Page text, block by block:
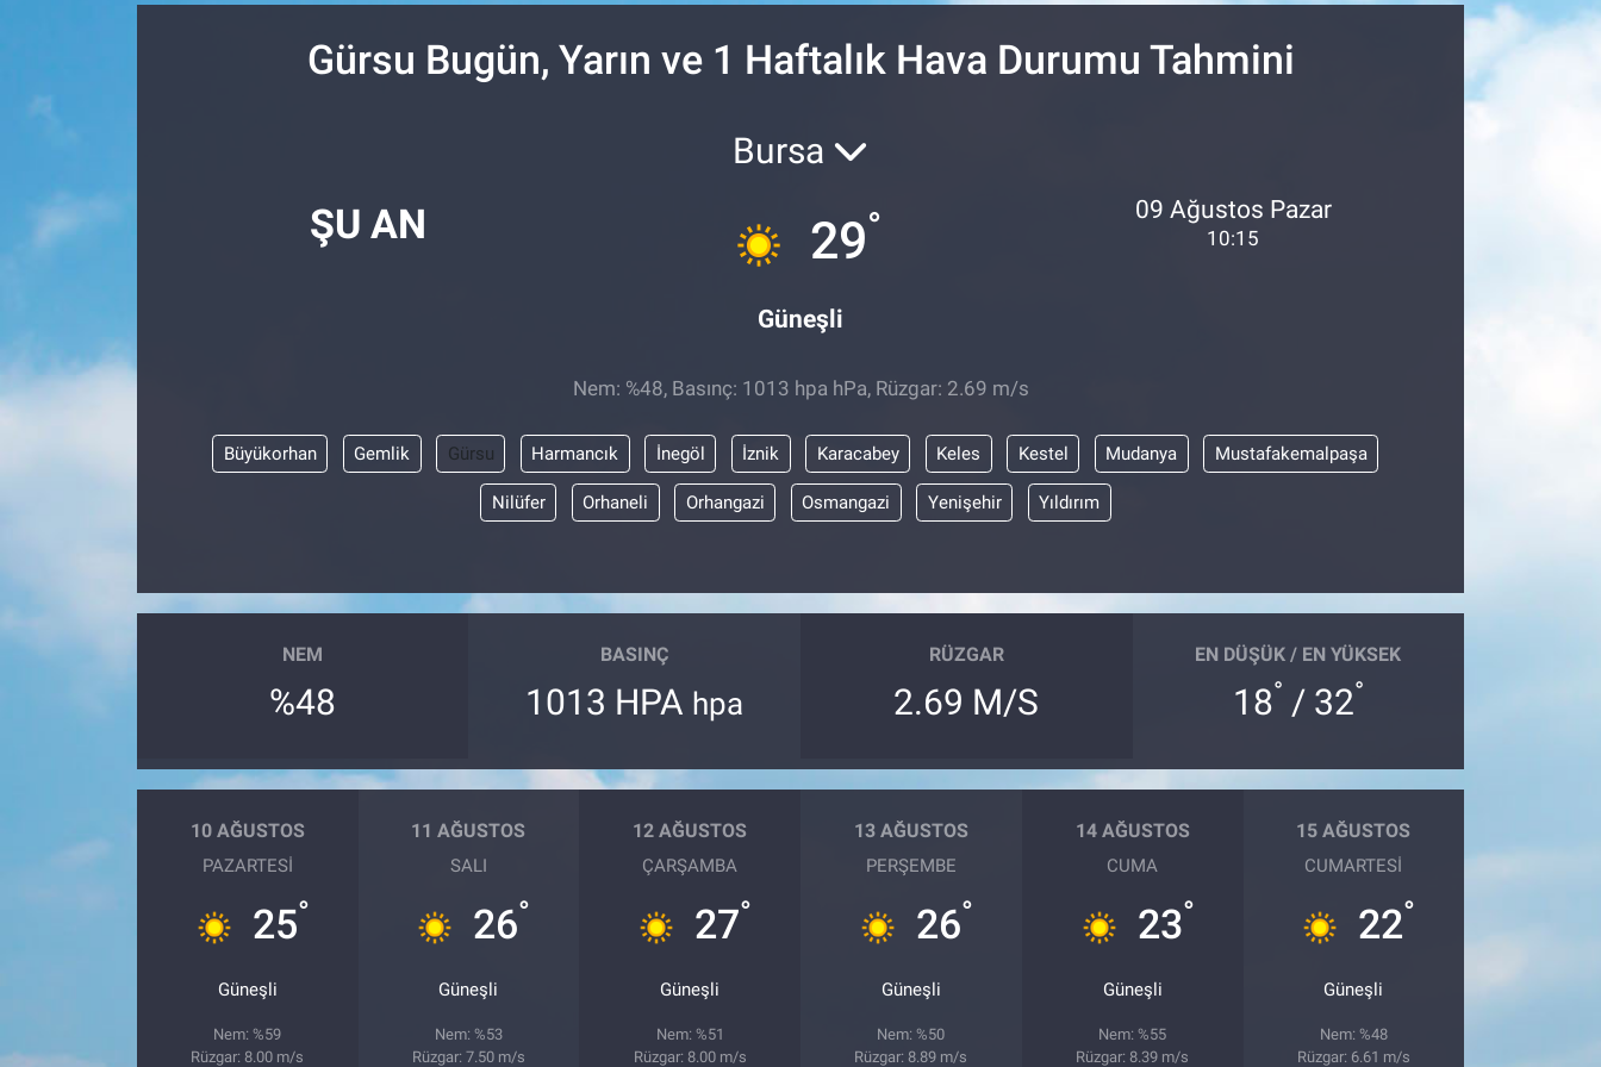
Gürsu Bugün, Yarın ve 1 Haftalık Hava Durumu Tahmini
ŞU AN
Bursa
29°
Güneşli
09 Ağustos Pazar
10:15
Nem: %48, Basınç: 1013 hpa hPa, Rüzgar: 2.69 m/s
Büyükorhan Gemlik Gürsu Harmancık İnegöl İznik Karacabey Keles Kestel Mudanya Mustafakemalpaşa
Nilüfer Orhaneli Orhangazi Osmangazi Yenişehir Yıldırım
NEM
%48
BASINÇ
1013 HPA hpa
RÜZGAR
2.69 M/S
EN DÜŞÜK / EN YÜKSEK
18° / 32°
10 AĞUSTOS
PAZARTESI
25°
Güneşli
Nem: %59
Rüzgar: 8.00 m/s
11 AĞUSTOS
SALI
26°
Güneşli
Nem: %53
Rüzgar: 7.50 m/s
12 AĞUSTOS
ÇARŞAMBA
27°
Güneşli
Nem: %51
Rüzgar: 8.00 m/s
13 AĞUSTOS
PERŞEMBE
26°
Güneşli
Nem: %50
Rüzgar: 8.89 m/s
14 AĞUSTOS
CUMA
23°
Güneşli
Nem: %55
Rüzgar: 8.39 m/s
15 AĞUSTOS
CUMARTESI
22°
Güneşli
Nem: %48
Rüzgar: 6.61 m/s